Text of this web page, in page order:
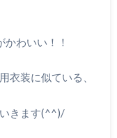
わいい！！
衣装に似ている、
きます(^^)/